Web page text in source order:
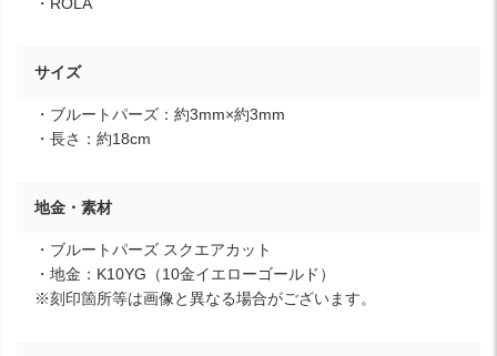
サイズ
・ブルートパーズ：約3mm×約3mm
・長さ：約18cm
地金・素材
・ブルートパーズ スクエアカット
・地金：K10YG（10金イエローゴールド）
※刻印箇所等は画像と異なる場合がございます。